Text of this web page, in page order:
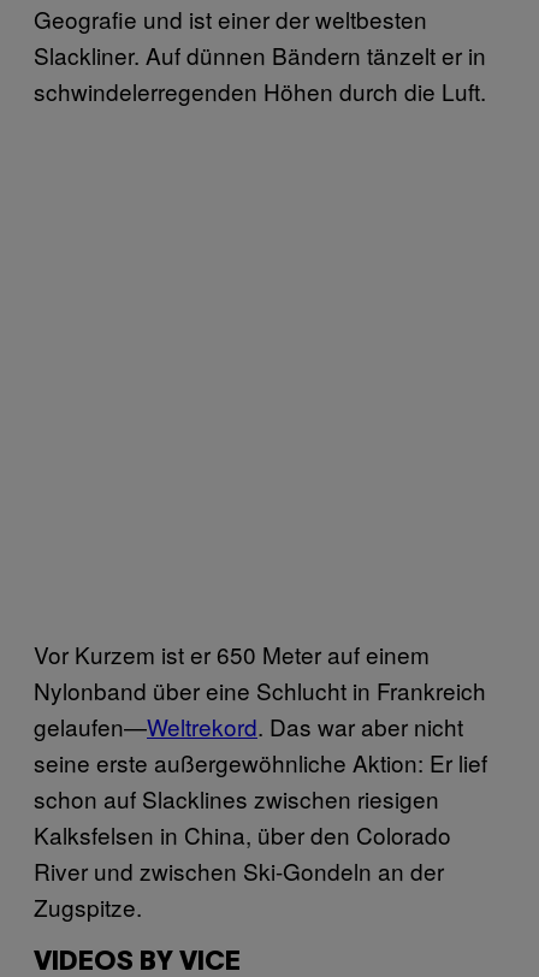
Geografie und ist einer der weltbesten
Slackliner. Auf dünnen Bändern tänzelt er in
schwindelerregenden Höhen durch die Luft.
Vor Kurzem ist er 650 Meter auf einem
Nylonband über eine Schlucht in Frankreich
gelaufen—Weltrekord. Das war aber nicht
seine erste außergewöhnliche Aktion: Er lief
schon auf Slacklines zwischen riesigen
Kalksfelsen in China, über den Colorado
River und zwischen Ski-Gondeln an der
Zugspitze.
VIDEOS BY VICE